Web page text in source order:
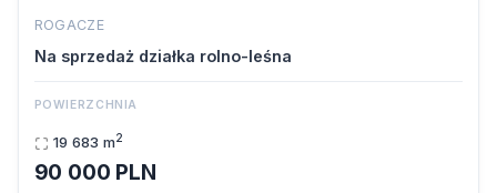
ROGACZE
Na sprzedaż działka rolno-leśna
POWIERZCHNIA
19 683 m2
90 000 PLN